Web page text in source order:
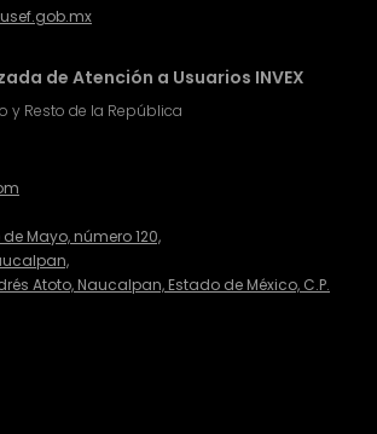
de Atención a Usuarios INVEX
y Resto de la República
Mayo, número 120,
Atoto, Naucalpan, Estado de México, C.P.